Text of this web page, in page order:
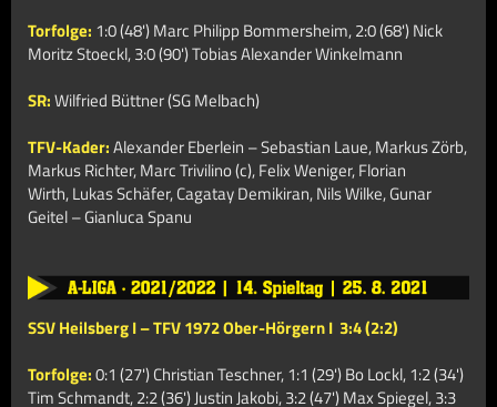
Torfolge: 1:0 (48') Marc Philipp Bommersheim, 2:0 (68') Nick
Moritz Stoeckl, 3:0 (90') Tobias Alexander Winkelmann
SR:Wilfried Büttner (SG Melbach)
TFV-Kader:Alexander Eberlein – Sebastian Laue, Markus Zörb,
Markus Richter, Marc Trivilino (c),Felix Weniger, Florian
Wirth,Lukas Schäfer, Cagatay Demikiran, Nils Wilke, Gunar
Geitel – Gianluca Spanu
SSV Heilsberg I –TFV 1972 Ober-Hörgern I 3:4 (2:2)
Torfolge:0:1 (27') Christian Teschner, 1:1 (29') Bo Lockl, 1:2 (34')
Tim Schmandt, 2:2 (36') Justin Jakobi, 3:2 (47') Max Spiegel, 3:3